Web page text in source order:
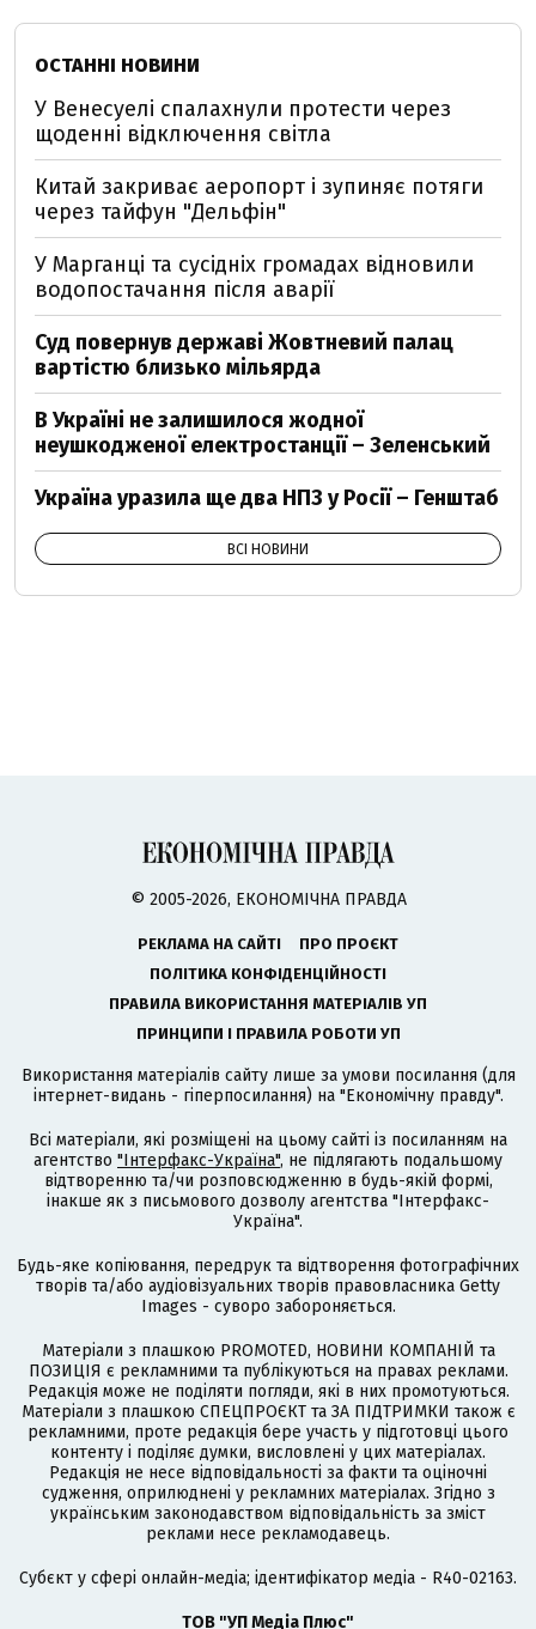
ОСТАННІ НОВИНИ
У Венесуелі спалахнули протести через
щоденні відключення світла
Китай закриває аеропорт і зупиняє потяги
через тайфун "Дельфін"
У Марганці та сусідніх громадах відновили
водопостачання після аварії
Суд повернув державі Жовтневий палац
вартістю близько мільярда
В Україні не залишилося жодної
неушкодженої електростанції – Зеленський
Україна уразила ще два НПЗ у Росії – Генштаб
ВСІ НОВИНИ
© 2005-2026, ЕКОНОМІЧНА ПРАВДА
РЕКЛАМА НА САЙТІ
ПРО ПРОЄКТ
ПОЛІТИКА КОНФІДЕНЦІЙНОСТІ
ПРАВИЛА ВИКОРИСТАННЯ МАТЕРІАЛІВ УП
ПРИНЦИПИ І ПРАВИЛА РОБОТИ УП
Використання матеріалів сайту лише за умови посилання (для
інтернет-видань - гіперпосилання) на "Економічну правду".
Всі матеріали, які розміщені на цьому сайті із посиланням на
агентство "Інтерфакс-Україна", не підлягають подальшому
відтворенню та/чи розповсюдженню в будь-якій формі,
інакше як з письмового дозволу агентства "Інтерфакс-
Україна".
Будь-яке копіювання, передрук та відтворення фотографічних
творів та/або аудіовізуальних творів правовласника Getty
Images - суворо забороняється.
Матеріали з плашкою PROMOTED, НОВИНИ КОМПАНІЙ та
ПОЗИЦІЯ є рекламними та публікуються на правах реклами.
Редакція може не поділяти погляди, які в них промотуються.
Матеріали з плашкою СПЕЦПРОЄКТ та ЗА ПІДТРИМКИ також є
рекламними, проте редакція бере участь у підготовці цього
контенту і поділяє думки, висловлені у цих матеріалах.
Редакція не несе відповідальності за факти та оціночні
судження, оприлюднені у рекламних матеріалах. Згідно з
українським законодавством відповідальність за зміст
реклами несе рекламодавець.
Cубєкт у сфері онлайн-медіа; ідентифікатор медіа - R40-02163.
ТОВ "УП Медіа Плюс"